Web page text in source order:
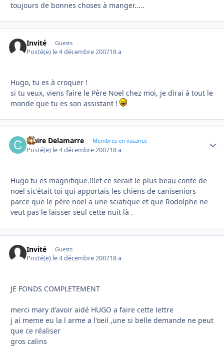
toujours de bonnes choses à manger.....
Invité Guests
Posté(e) le 4 décembre 200718 a
Hugo, tu es à croquer !
si tu veux, viens faire le Père Noel chez moi, je dirai à tout le
monde que tu es son assistant !
Claire Delamarre Membres en vacance
Posté(e) le 4 décembre 200718 a
Hugo tu es magnifique.!!!et ce serait le plus beau conte de
noel sic'était toi qui apportais les chiens de caniseniors
parce que le père noel a une sciatique et que Rodolphe ne
veut pas le laisser seul cette nuit là .
Invité Guests
Posté(e) le 4 décembre 200718 a
JE FONDS COMPLETEMENT
merci mary d'avoir aidé HUGO a faire cette lettre
j ai meme eu la l arme a l'oeil ,une si belle demande ne peut
que ce réaliser
gros calins